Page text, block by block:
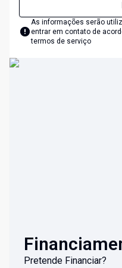
As informações serão
entrar em contato de
termos de serviço
Pretende Financiar?